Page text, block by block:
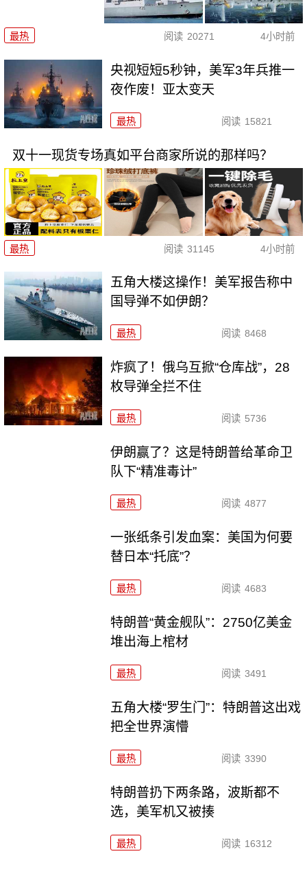
最热 阅读 20271 4小时前
央视短短5秒钟，美军3年兵推一
夜作废！亚太变天
最热 阅读 15821
双十一现货专场真如平台商家所说的那样吗？
最热 阅读 31145 4小时前
五角大楼这操作！美军报告称中
国导弹不如伊朗？
最热 阅读 8468
炸疯了！俄乌互掀“仓库战”，28
枚导弹全拦不住
最热 阅读 5736
伊朗赢了？这是特朗普给革命卫
队下“精准毒计”
最热 阅读 4877
一张纸条引发血案：美国为何要
替日本“托底”？
最热 阅读 4683
特朗普“黄金舰队”：2750亿美金
堆出海上棺材
最热 阅读 3491
五角大楼“罗生门”：特朗普这出戏
把全世界演懵
最热 阅读 3390
特朗普扔下两条路，波斯都不
选，美军机又被揍
最热 阅读 16312